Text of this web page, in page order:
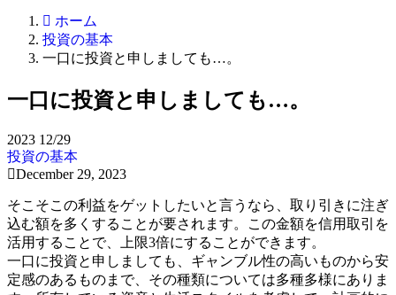
ホーム
投資の基本
一口に投資と申しましても…。
一口に投資と申しましても…。
2023 12/29
投資の基本
December 29, 2023
そこそこの利益をゲットしたいと言うなら、取り引きに注ぎ
込む額を多くすることが要されます。この金額を信用取引を
活用することで、上限3倍にすることができます。
一口に投資と申しましても、ギャンブル性の高いものから安
定感のあるものまで、その種類については多種多様にありま